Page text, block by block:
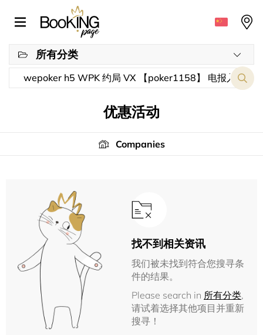
所有分类
优惠活动
Companies
找不到相关资讯
我们被未找到符合您搜寻条
件的结果。
Please search in 所有分类,
请试着选择其他项目并重新
搜寻！